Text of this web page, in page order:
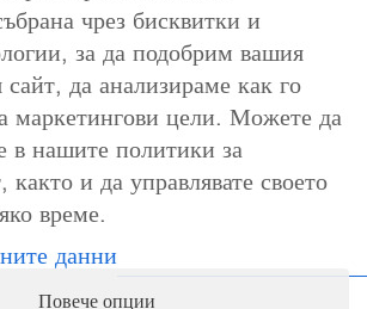
10:00-18:00ч.
официални празници: почивни дни
чрез бисквитки и
за да подобрим вашия
да анализираме как го
маркетингови цели. Можете да
в нашите политики за
както и да управлявате своето
време.
данни
Повече опции